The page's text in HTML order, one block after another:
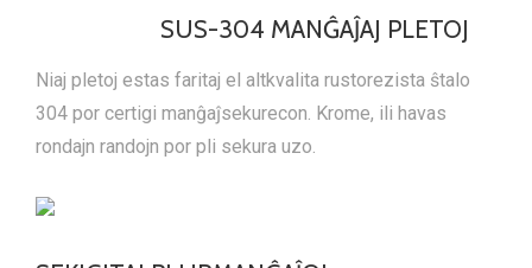
SUS-304 MANĜAĴAJ PLETOJ
Niaj pletoj estas faritaj el altkvalita rustorezista ŝtalo
304 por certigi manĝaĵsekurecon. Krome, ili havas
rondajn randojn por pli sekura uzo.